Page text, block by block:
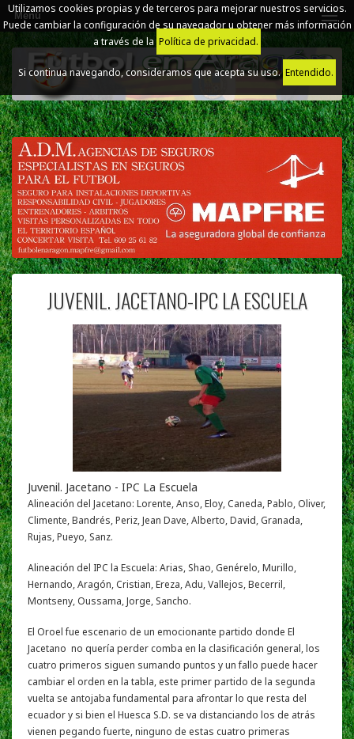
Utilizamos cookies propias y de terceros para mejorar nuestros servicios.
Puede cambiar la configuración de su navegador u obtener más información
a través de la Política de privacidad.
Si continua navegando, consideramos que acepta su uso.Entendido.
Menú
JUVENIL. JACETANO-IPC LA ESCUELA
Juvenil. Jacetano - IPC La Escuela
Alineación del Jacetano: Lorente, Anso, Eloy, Caneda, Pablo, Oliver,
Climente, Bandrés, Periz, Jean Dave, Alberto, David, Granada,
Rujas, Pueyo, Sanz.
Alineación del IPC la Escuela: Arias, Shao, Genérelo, Murillo,
Hernando, Aragón, Cristian, Ereza, Adu, Vallejos, Becerril,
Montseny, Oussama, Jorge, Sancho.
El Oroel fue escenario de un emocionante partido donde El
Jacetano no quería perder comba en la clasificación general, los
cuatro primeros siguen sumando puntos y un fallo puede hacer
cambiar el orden en la tabla, este primer partido de la segunda
vuelta se antojaba fundamental para afrontar lo que resta del
ecuador y si bien el Huesca S.D. se va distanciando los de atrás
vienen pegando fuerte, ninguno de estas cuatro primeras